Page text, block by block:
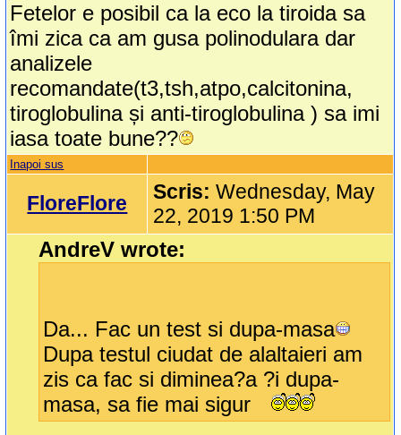
Fetelor e posibil ca la eco la tiroida sa
îmi zica ca am gusa polinodulara dar
analizele
recomandate(t3,tsh,atpo,calcitonina,
tiroglobulina și anti-tiroglobulina ) sa imi
iasa toate bune??
Inapoi sus
FloreFlore Scris:Wednesday, May
22, 2019 1:50 PM
AndreV wrote:
Da... Fac un test si dupa-masa
Dupa testul ciudat de alaltaieri am
zis ca fac si diminea?a ?i dupa-
masa, sa fie mai sigur